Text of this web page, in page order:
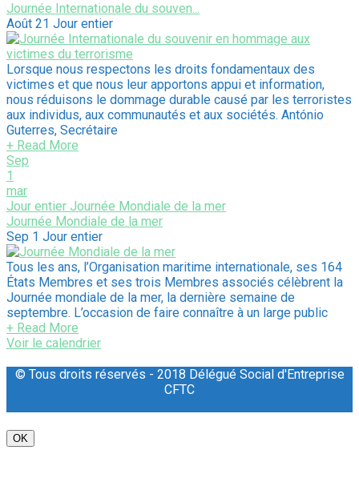
Journée Internationale du souven...
Août 21 Jour entier
Lorsque nous respectons les droits fondamentaux des
victimes et que nous leur apportons appui et information,
nous réduisons le dommage durable causé par les terroristes
aux individus, aux communautés et aux sociétés. António
Guterres, Secrétaire
+ Read More
Sep
1
mar
Jour entier Journée Mondiale de la mer
Journée Mondiale de la mer
Sep 1 Jour entier
Tous les ans, l’Organisation maritime internationale, ses 164
États Membres et ses trois Membres associés célèbrent la
Journée mondiale de la mer, la dernière semaine de
septembre. L’occasion de faire connaître à un large public
+ Read More
Voir le calendrier
© Tous droits réservés - 2018 Délégué Social d'Entreprise
CFTC
OK